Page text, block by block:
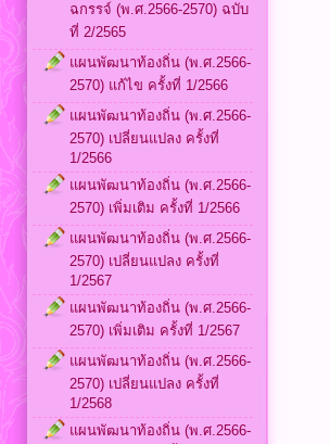
ฉกรรจ์ (พ.ศ.2566-2570) ฉบับ
ที่ 2/2565
แผนพัฒนาท้องถิ่น (พ.ศ.2566-
2570) แก้ไข ครั้งที่ 1/2566
แผนพัฒนาท้องถิ่น (พ.ศ.2566-
2570) เปลี่ยนแปลง ครั้งที่
1/2566
แผนพัฒนาท้องถิ่น (พ.ศ.2566-
2570) เพิ่มเติม ครั้งที่ 1/2566
แผนพัฒนาท้องถิ่น (พ.ศ.2566-
2570) เปลี่ยนแปลง ครั้งที่
1/2567
แผนพัฒนาท้องถิ่น (พ.ศ.2566-
2570) เพิ่มเติม ครั้งที่ 1/2567
แผนพัฒนาท้องถิ่น (พ.ศ.2566-
2570) เปลี่ยนแปลง ครั้งที่
1/2568
แผนพัฒนาท้องถิ่น (พ.ศ.2566-